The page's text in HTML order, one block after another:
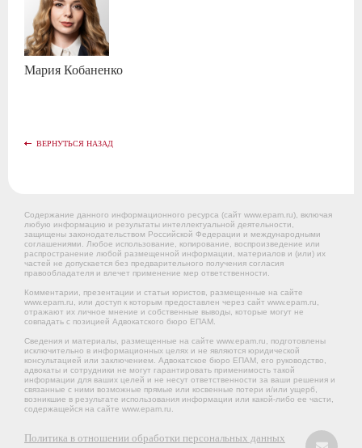
МарияКобаненко
ВЕРНУТЬСЯ НАЗАД
Содержание данного информационного ресурса (сайт www.epam.ru), включая
любую информацию и результаты интеллектуальной деятельности,
защищены законодательством Российской Федерации и международными
соглашениями. Любое использование, копирование, воспроизведение или
распространение любой размещенной информации, материалов и (или) их
частей не допускается без предварительного получения согласия
правообладателя и влечет применение мер ответственности.
Комментарии, презентации и статьи юристов, размещенные на сайте
www.epam.ru, или доступ к которым предоставлен через сайт www.epam.ru,
отражают их личное мнение и собственные выводы, которые могут не
совпадать с позицией Адвокатского бюро ЕПАМ.
Сведения и материалы, размещенные на сайте www.epam.ru, подготовлены
исключительно в информационных целях и не являются юридической
консультацией или заключением. Адвокатское бюро ЕПАМ, его руководство,
адвокаты и сотрудники не могут гарантировать применимость такой
информации для ваших целей и не несут ответственности за ваши решения и
связанные с ними возможные прямые или косвенные потери и/или ущерб,
возникшие в результате использования информации или какой-либо ее части,
содержащейся на сайте www.epam.ru.
Политика в отношении обработки персональных данных